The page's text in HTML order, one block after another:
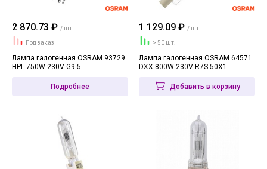
2 870.73 ₽ / шт.
Под заказ
Лампа галогенная OSRAM 93729
HPL 750W 230V G9.5
Подробнее
1 129.09 ₽ / шт.
> 50 шт.
Лампа галогенная OSRAM 64571
DXX 800W 230V R7S 50X1
Добавить в корзину